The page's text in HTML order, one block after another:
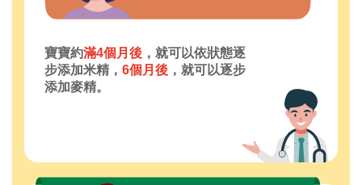
寶寶約滿4個月後 ，就可以依狀態逐
步添加米精， 6個月後 ，就可以逐步
添加麥精。